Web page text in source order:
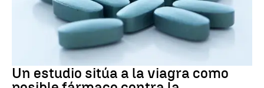
Un estudio sitúa a la viagra como